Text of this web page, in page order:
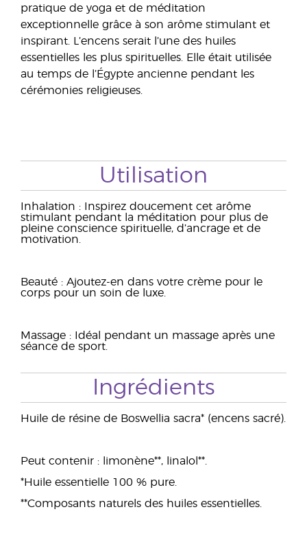
pratique de yoga et de méditation
exceptionnelle grâce à son arôme stimulant et
inspirant. L’encens serait l’une des huiles
essentielles les plus spirituelles. Elle était utilisée
au temps de l’Égypte ancienne pendant les
cérémonies religieuses.
Utilisation
Inhalation : Inspirez doucement cet arôme
stimulant pendant la méditation pour plus de
pleine conscience spirituelle, d’ancrage et de
motivation.
Beauté : Ajoutez-en dans votre crème pour le
corps pour un soin de luxe.
Massage : Idéal pendant un massage après une
séance de sport.
Ingrédients
Huile de résine de Boswellia sacra* (encens sacré).
Peut contenir : limonène**, linalol**.
*Huile essentielle 100 % pure.
**Composants naturels des huiles essentielles.